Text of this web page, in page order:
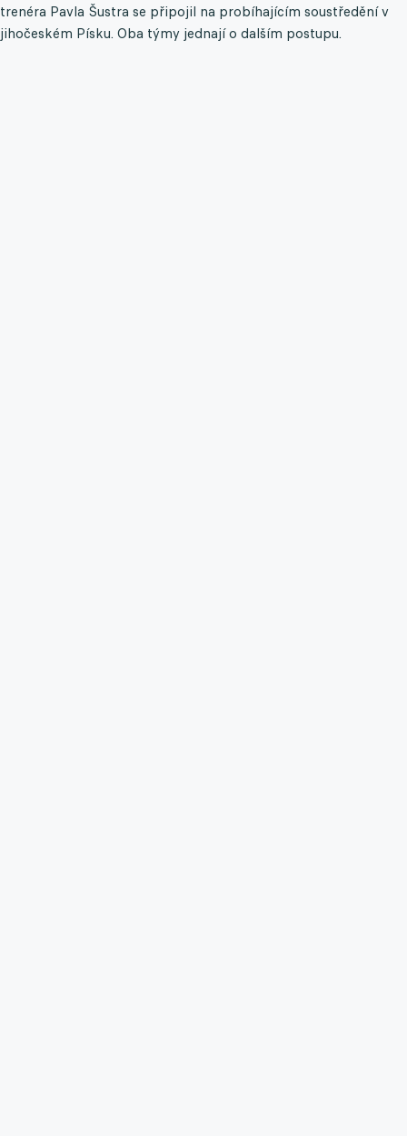
trenéra Pavla Šustra se připojil na probíhajícím soustředění v
jihočeském Písku. Oba týmy jednají o dalším postupu.